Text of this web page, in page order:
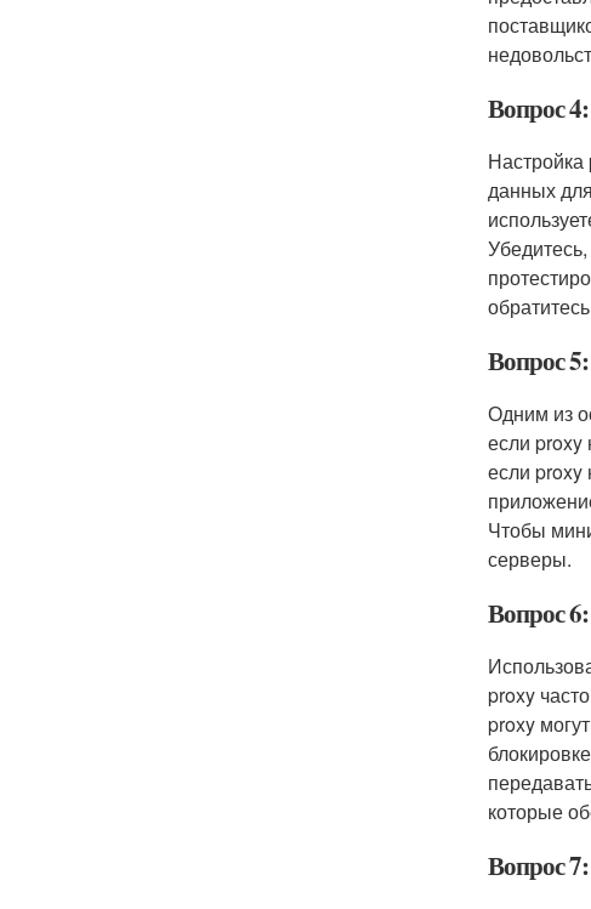
Вопрос
Настройка
данных
Вопрос
Одним из
если proxy
если
Чтобы
серверы.
Вопрос
proxy
proxy
которые
Вопрос